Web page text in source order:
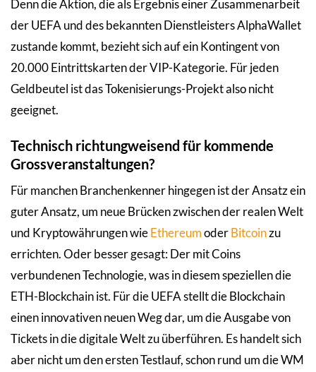
Denn die Aktion, die als Ergebnis einer Zusammenarbeit
der UEFA und des bekannten Dienstleisters AlphaWallet
zustande kommt, bezieht sich auf ein Kontingent von
20.000 Eintrittskarten der VIP-Kategorie. Für jeden
Geldbeutel ist das Tokenisierungs-Projekt also nicht
geeignet.
Technisch richtungweisend für kommende
Grossveranstaltungen?
Für manchen Branchenkenner hingegen ist der Ansatz ein
guter Ansatz, um neue Brücken zwischen der realen Welt
und Kryptowährungen wieEthereumoderBitcoinzu
errichten. Oder besser gesagt: Der mit Coins
verbundenen Technologie, was in diesem speziellen die
ETH-Blockchain ist. Für die UEFA stellt die Blockchain
einen innovativen neuen Weg dar, um die Ausgabe von
Tickets in die digitale Welt zu überführen. Es handelt sich
aber nicht um den ersten Testlauf, schon rund um die WM